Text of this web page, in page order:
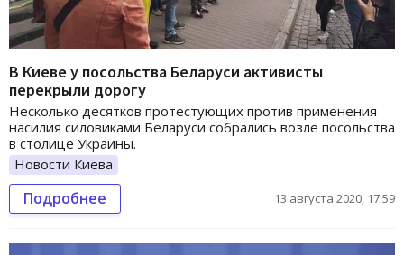
В Киеве у посольства Беларуси активисты
перекрыли дорогу
Несколько десятков протестующих против применения
насилия силовиками Беларуси собрались возле посольства
в столице Украины.
Новости Киева
Подробнее 13 августа 2020, 17:59